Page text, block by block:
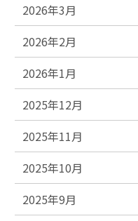
2026年3月
2026年2月
2026年1月
2025年12月
2025年11月
2025年10月
2025年9月